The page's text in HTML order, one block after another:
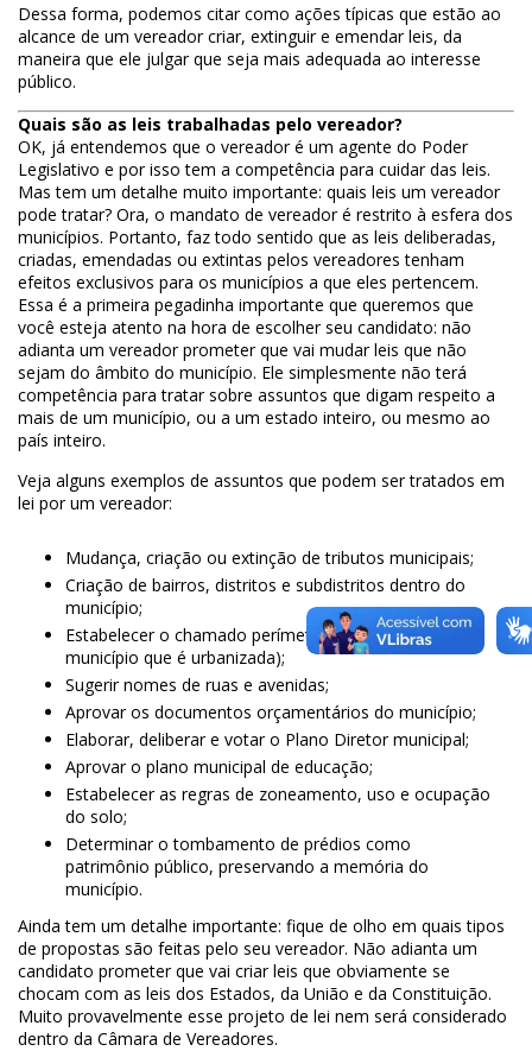
Dessa forma, podemos citar como ações típicas que estão ao
alcance de um vereador criar, extinguir e emendar leis, da
maneira que ele julgar que seja mais adequada ao interesse
público.
Quais são as leis trabalhadas pelo vereador?
OK, já entendemos que o vereador é um agente do Poder
Legislativo e por isso tem a competência para cuidar das leis.
Mas tem um detalhe muito importante: quais leis um vereador
pode tratar? Ora, o mandato de vereador é restrito à esfera dos
municípios. Portanto, faz todo sentido que as leis deliberadas,
criadas, emendadas ou extintas pelos vereadores tenham
efeitos exclusivos para os municípios a que eles pertencem.
Essa é a primeira pegadinha importante que queremos que
você esteja atento na hora de escolher seu candidato: não
adianta um vereador prometer que vai mudar leis que não
sejam do âmbito do município. Ele simplesmente não terá
competência para tratar sobre assuntos que digam respeito a
mais de um município, ou a um estado inteiro, ou mesmo ao
país inteiro.
Veja alguns exemplos de assuntos que podem ser tratados em
lei por um vereador:
Mudança, criação ou extinção de tributos municipais;
Criação de bairros, distritos e subdistritos dentro do
município;
Estabelecer o chamado perímetro urbano (a área do
município que é urbanizada);
Sugerir nomes de ruas e avenidas;
Aprovar os documentos orçamentários do município;
Elaborar, deliberar e votar o Plano Diretor municipal;
Aprovar o plano municipal de educação;
Estabelecer as regras de zoneamento, uso e ocupação
do solo;
Determinar o tombamento de prédios como
patrimônio público, preservando a memória do
município.
Ainda tem um detalhe importante: fique de olho em quais tipos
de propostas são feitas pelo seu vereador. Não adianta um
candidato prometer que vai criar leis que obviamente se
chocam com as leis dos Estados, da União e da Constituição.
Muito provavelmente esse projeto de lei nem será considerado
dentro da Câmara de Vereadores.